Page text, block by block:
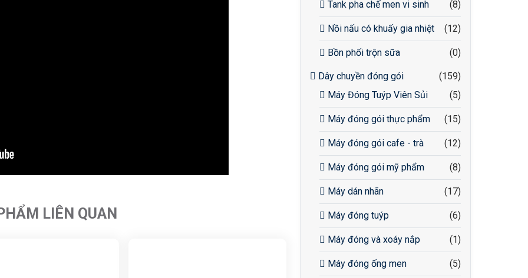
LIÊN QUAN
Tank pha chế men vi sinh (8)
Nồi nấu có khuấy gia nhiệt (12)
Bồn phối trộn sữa (0)
Dây chuyền đóng gói
(159)
Máy Đóng Tuýp Viên Sủi
(5)
Máy đóng gói thực phẩm (15)
Máy đóng gói cafe - trà (12)
Máy đóng gói mỹ phẩm (8)
Máy dán nhãn (17)
Máy đóng tuýp (6)
Máy đóng và xoáy nắp (1)
Máy đóng ống men (5)